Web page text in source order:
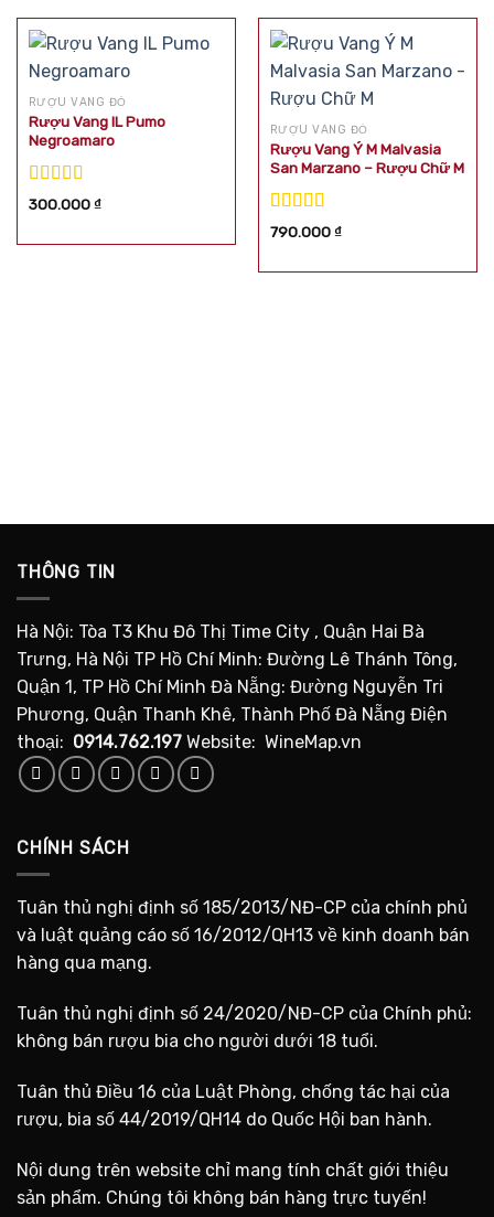
RƯỢU VANG ĐỎ
Rượu Vang IL Pumo
Negroamaro
Được xếp
300.000₫
RƯỢU VANG ĐỎ
Rượu Vang Ý M Malvasia
San Marzano – Rượu Chữ M
Được xếp
790.000₫
THÔNG TIN
Hà Nội: Tòa T3 Khu Đô Thị Time City , Quận Hai Bà
Trưng, Hà Nội TP Hồ Chí Minh: Đường Lê Thánh Tông,
Quận 1, TP Hồ Chí Minh Đà Nẵng: Đường Nguyễn Tri
Phương, Quận Thanh Khê, Thành Phố Đà Nẵng Điện
thoại: 0914.762.197 Website: WineMap.vn
CHÍNH SÁCH
Tuân thủ nghị định số 185/2013/NĐ-CP của chính phủ
và luật quảng cáo số 16/2012/QH13 về kinh doanh bán
hàng qua mạng.
Tuân thủ nghị định số 24/2020/NĐ-CP của Chính phủ:
không bán rượu bia cho người dưới 18 tuổi.
Tuân thủ Điều 16 của Luật Phòng, chống tác hại của
rượu, bia số 44/2019/QH14 do Quốc Hội ban hành.
Nội dung trên website chỉ mang tính chất giới thiệu
sản phẩm. Chúng tôi không bán hàng trực tuyến!